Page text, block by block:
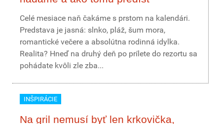
Celé mesiace naň čakáme s prstom na kalendári.
Predstava je jasná: slnko, pláž, šum mora,
romantické večere a absolútna rodinná idylka.
Realita? Hneď na druhý deň po prílete do rezortu sa
pohádate kvôli zle zba...
INŠPIRÁCIE
Na gril nemusí byť len krkovička,